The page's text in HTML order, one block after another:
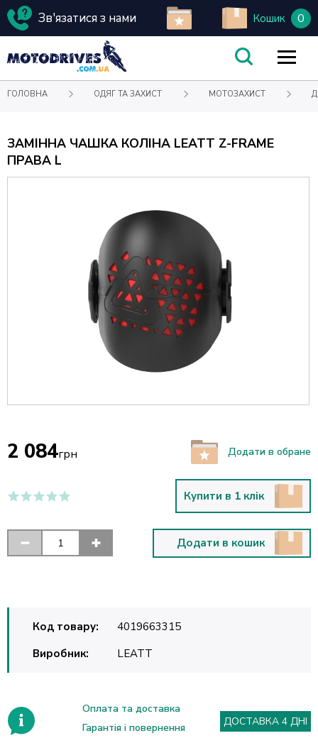
Зв'язатися з нами Кошик 0
ГОЛОВНА ОДЯГ ТА ЗАХИСТ МОТОЗАХИСТ
ЗАМІННА ЧАШКА КОЛІНА LEATT Z-FRAME
ПРАВА L
2 084грн Додати в обране
Купити в 1 клік
Додати в кошик
Код товару:
4019663315
Виробник:
LEATT
Оплата та доставка
Гарантія і повернення
ДОСТАВКА 4 ДНІ